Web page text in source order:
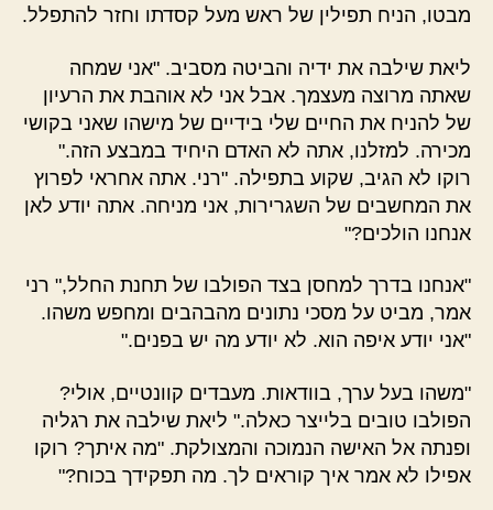
מבטו, הניח תפילין של ראש מעל קסדתו וחזר להתפלל.
ליאת שילבה את ידיה והביטה מסביב. "אני שמחה
שאתה מרוצה מעצמך. אבל אני לא אוהבת את הרעיון
של להניח את החיים שלי בידיים של מישהו שאני בקושי
מכירה. למזלנו, אתה לא האדם היחיד במבצע הזה."
רוקו לא הגיב, שקוע בתפילה. "רני. אתה אחראי לפרוץ
את המחשבים של השגרירות, אני מניחה. אתה יודע לאן
אנחנו הולכים?"
"אנחנו בדרך למחסן בצד הפולבו של תחנת החלל," רני
אמר, מביט על מסכי נתונים מהבהבים ומחפש משהו.
"אני יודע איפה הוא. לא יודע מה יש בפנים."
"משהו בעל ערך, בוודאות. מעבדים קוונטיים, אולי?
הפולבו טובים בלייצר כאלה." ליאת שילבה את רגליה
ופנתה אל האישה הנמוכה והמצולקת. "מה איתך? רוקו
אפילו לא אמר איך קוראים לך. מה תפקידך בכוח?"